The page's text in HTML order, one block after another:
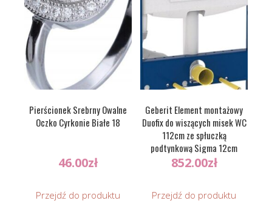
Pierścionek Srebrny Owalne
Oczko Cyrkonie Białe 18
46.00zł
Przejdź do produktu
Geberit Element montażowy
Duofix do wiszących misek WC
112cm ze spłuczką
podtynkową Sigma 12cm
(111320005)
852.00zł
Przejdź do produktu